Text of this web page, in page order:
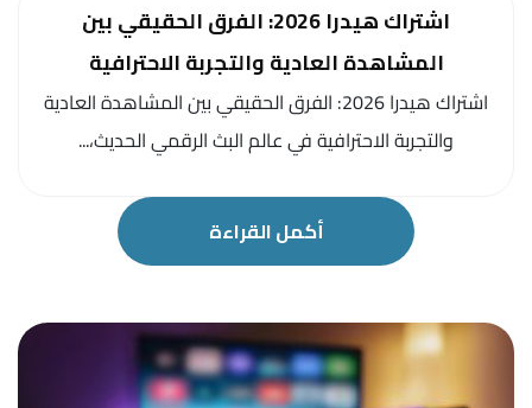
اشتراك هيدرا 2026: الفرق الحقيقي بين
المشاهدة العادية والتجربة الاحترافية
اشتراك هيدرا 2026: الفرق الحقيقي بين المشاهدة العادية
والتجربة الاحترافية في عالم البث الرقمي الحديث،...
أكمل القراءة